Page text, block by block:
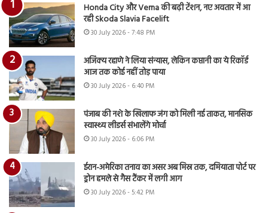
Honda City और Verna की बढ़ी टेंशन, नए अवतार में आ
रही Skoda Slavia Facelift
30 July 2026 - 7:48 PM
अजिंक्य रहाणे ने लिया संन्यास, लेकिन कप्तानी का ये रिकॉर्ड
आज तक कोई नहीं तोड़ पाया
30 July 2026 - 6:40 PM
पंजाब की नशे के खिलाफ जंग को मिली नई ताकत, मानसिक
स्वास्थ्य लीडर्स संभालेंगे मोर्चा
30 July 2026 - 6:06 PM
ईरान-अमेरिका तनाव का असर अब मिस्र तक, दमियाता पोर्ट पर
ड्रोन हमले से गैस टैंकर में लगी आग
30 July 2026 - 5:42 PM